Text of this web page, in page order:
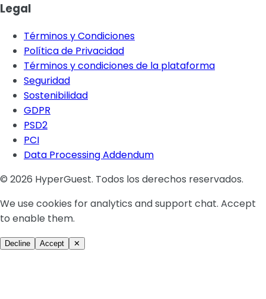
Legal
Términos y Condiciones
Política de Privacidad
Términos y condiciones de la plataforma
Seguridad
Sostenibilidad
GDPR
PSD2
PCI
Data Processing Addendum
© 2026 HyperGuest. Todos los derechos reservados.
We use cookies for analytics and support chat. Accept
to enable them.
Decline Accept ✕